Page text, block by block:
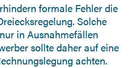
formale Fehler die
Solche
in Ausnahmefällen
sollte daher auf eine
achten.